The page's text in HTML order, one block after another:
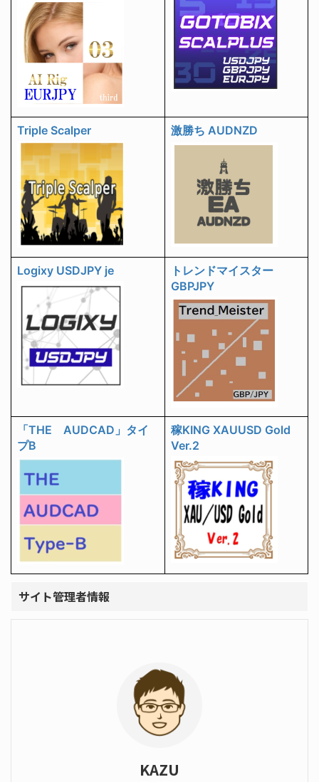
Triple Scalper 激勝ち AUDNZD
Logixy USDJPY je
トレンドマイスター
GBPJPY
「THE AUDCAD」タイ
プB
稼KING XAUUSD Gold
Ver.2
サイト管理者情報
KAZU